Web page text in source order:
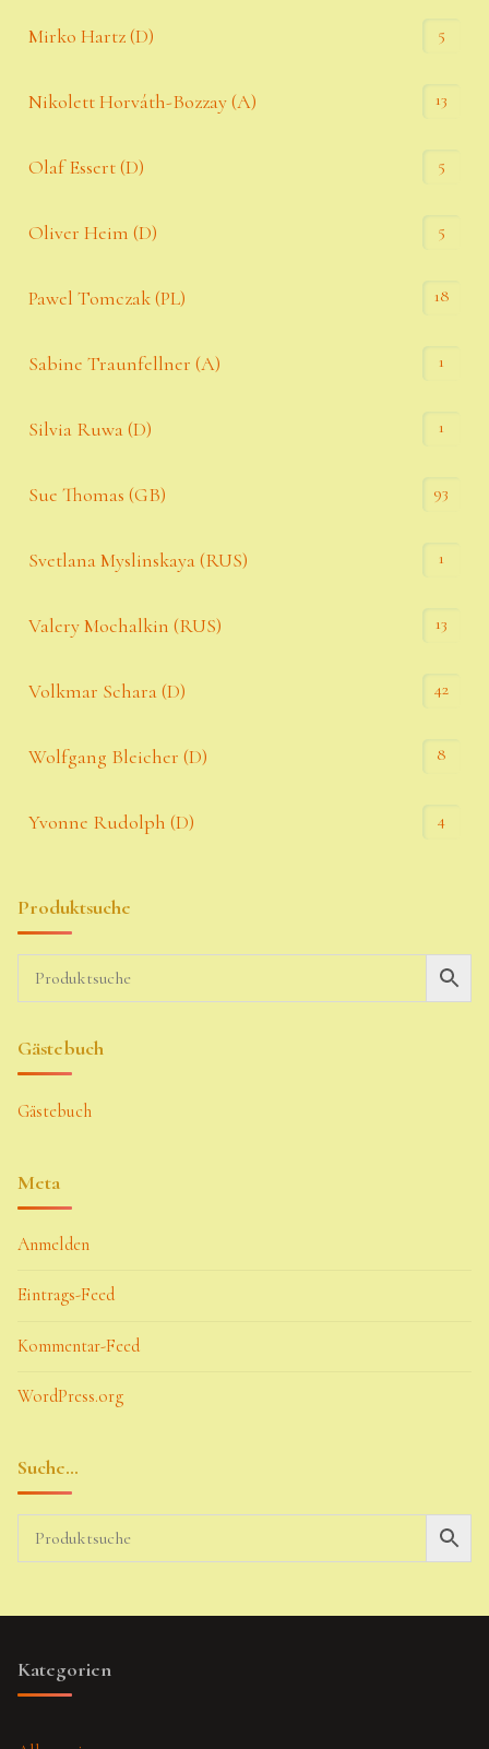
Mirko Hartz (D) 5
Nikolett Horváth-Bozzay (A) 13
Olaf Essert (D) 5
Oliver Heim (D) 5
Pawel Tomczak (PL) 18
Sabine Traunfellner (A) 1
Silvia Ruwa (D) 1
Sue Thomas (GB) 93
Svetlana Myslinskaya (RUS) 1
Valery Mochalkin (RUS) 13
Volkmar Schara (D) 42
Wolfgang Bleicher (D) 8
Yvonne Rudolph (D) 4
Produktsuche
Gästebuch
Gästebuch
Meta
Anmelden
Eintrags-Feed
Kommentar-Feed
WordPress.org
Suche…
Kategorien